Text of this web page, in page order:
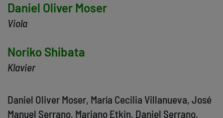
Daniel Oliver Moser
Viola
Noriko Shibata
Klavier
Daniel Oliver Moser, María Cecilia Villanueva, José
Manuel Serrano, Mariano Etkin, Daniel Serrano,